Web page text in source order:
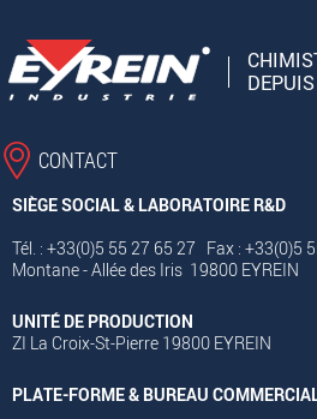
CONTACT
SIÈGE SOCIAL & LABORATOIRE R&D
Tél. : +33(0)5 55 27 65 27 Fax : +33(0)5
Montane - Allée des Iris 19800 EYREIN
UNITÉ DE PRODUCTION
ZI La Croix-St-Pierre 19800 EYREIN
PLATE-FORME & BUREAU